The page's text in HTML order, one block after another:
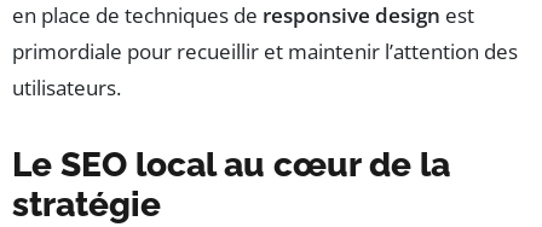
en place de techniques de responsive design est
primordiale pour recueillir et maintenir l’attention des
utilisateurs.
Le SEO local au cœur de la
stratégie